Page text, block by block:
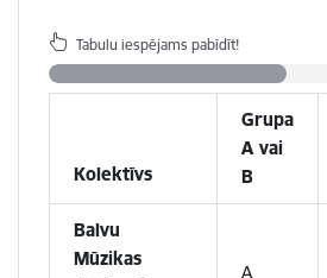
Tabulu iespējams pabīdīt!
Kolektīvs
Grupa
A vai
B
Balvu
Mūzikas
A